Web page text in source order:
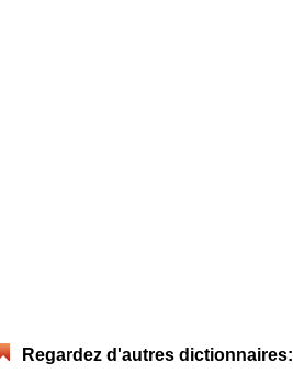
Regardez d'autres dictionnaires: